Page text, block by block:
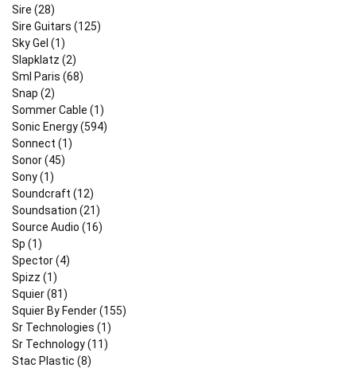
Sire (28)
Sire Guitars (125)
Sky Gel (1)
Slapklatz (2)
Sml Paris (68)
Snap (2)
Sommer Cable (1)
Sonic Energy (594)
Sonnect (1)
Sonor (45)
Sony (1)
Soundcraft (12)
Soundsation (21)
Source Audio (16)
Sp (1)
Spector (4)
Spizz (1)
Squier (81)
Squier By Fender (155)
Sr Technologies (1)
Sr Technology (11)
Stac Plastic (8)